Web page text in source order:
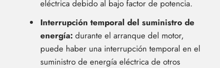
eléctrica debido al bajo factor de potencia.
Interrupción temporal del suministro de
energía: durante el arranque del motor,
puede haber una interrupción temporal en el
suministro de energía eléctrica de otros